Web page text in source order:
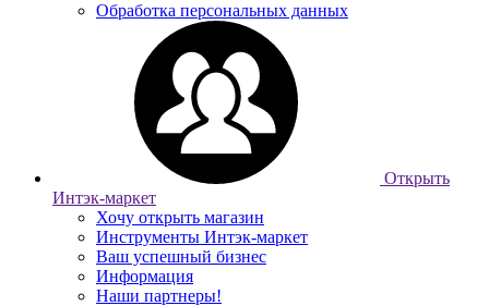
Обработка персональных данных
Открыть
Интэк-маркет
Хочу открыть магазин
Инструменты Интэк-маркет
Ваш успешный бизнес
Информация
Наши партнеры!